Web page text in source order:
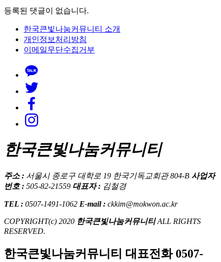
등록된 댓글이 없습니다.
한국큰빛나눔커뮤니티 소개
개인정보처리방침
이메일무단수집거부
한국큰빛나눔커뮤니티
주소 : 서울시 종로구 대학로 19 한국기독교회관 804-B 사업자
번호 : 505-82-21559 대표자 : 김철경
TEL : 0507-1491-1062 E-mail : ckkim@mokwon.ac.kr
COPYRIGHT(c) 2020 한국큰빛나눔커뮤니티ALL RIGHTS
RESERVED.
한국큰빛나눔커뮤니티 대표전화 0507-